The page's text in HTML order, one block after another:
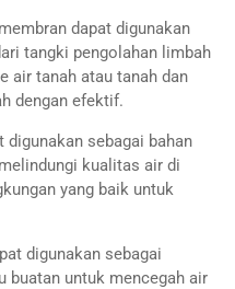
dapat digunakan
tangki pengolahan limbah
air tanah atau tanah dan
dengan efektif.
digunakan sebagai bahan
kualitas air di
yang baik untuk
digunakan sebagai
buatan untuk mencegah air